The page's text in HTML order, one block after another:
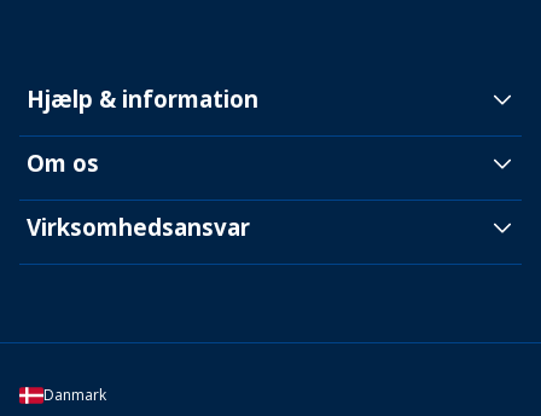
Hjælp & information
Om os
Virksomhedsansvar
Danmark